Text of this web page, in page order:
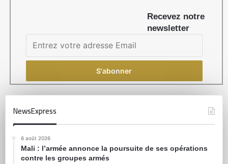
Recevez notre
newsletter
NewsExpress
6 août 2026
Mali : l’armée annonce la poursuite de ses opérations
contre les groupes armés